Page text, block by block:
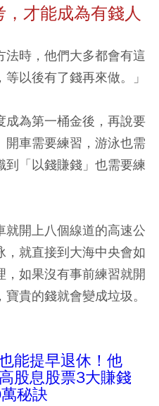
才能成為有錢人
時，他們大多都會有這
以後有了錢再來做。」
成為第一桶金後，再說要
開車需要練習，游泳也需
「以錢賺錢」也需要練
開上八個線道的高速公
，就直接到大海中央會如
如果沒有事前練習就開
貴的錢就會變成垃圾。
能提早退休！他
股息股票3大賺錢
秘訣